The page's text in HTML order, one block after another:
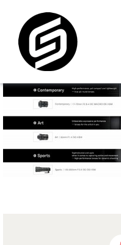
content
門市據點
iMCheck APP
iPhone 回收價
線上商城